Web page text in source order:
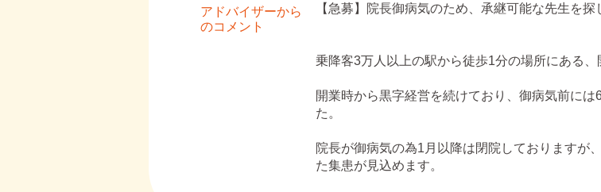
アドバイザーから
のコメント
【急募】院長御病気のため、承継可能な先生を探
乗降客3万人以上の駅から徒歩1分の場所にある
開業時から黒字経営を続けており、御病気前に
た。
院長が御病気の為1月以降は閉院しておりますが
た集患が見込めます。